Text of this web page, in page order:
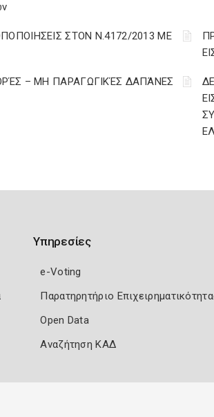
ΣΤΟΝ Ν.4172/2013 ΜΕ
– ΜΗ ΠΑΡΑΓΩΓΙΚΈΣ ΔΑΠΆΝΕΣ
Υπηρεσίες
e-Voting
Παρατηρητήριο
Open Data
Αναζήτηση ΚΑΔ